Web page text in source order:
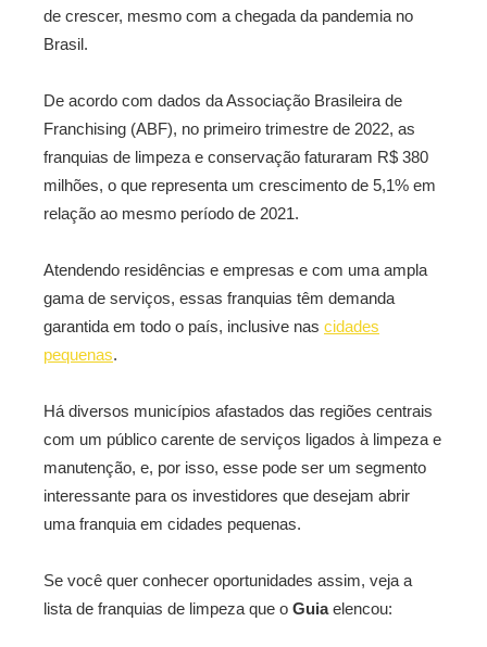
de crescer, mesmo com a chegada da pandemia no
Brasil.
De acordo com dados da Associação Brasileira de
Franchising (ABF), no primeiro trimestre de 2022, as
franquias de limpeza e conservação faturaram R$ 380
milhões, o que representa um crescimento de 5,1% em
relação ao mesmo período de 2021.
Atendendo residências e empresas e com uma ampla
gama de serviços, essas franquias têm demanda
garantida em todo o país, inclusive nas cidades
pequenas.
Há diversos municípios afastados das regiões centrais
com um público carente de serviços ligados à limpeza e
manutenção, e, por isso, esse pode ser um segmento
interessante para os investidores que desejam abrir
uma franquia em cidades pequenas.
Se você quer conhecer oportunidades assim, veja a
lista de franquias de limpeza que o Guiaelencou: